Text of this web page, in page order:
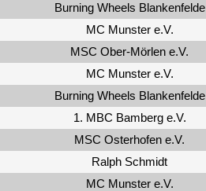
Burning Wheels Blankenfelde
MC Munster e.V.
MSC Ober-Mörlen e.V.
MC Munster e.V.
Burning Wheels Blankenfelde
1. MBC Bamberg e.V.
MSC Osterhofen e.V.
Ralph Schmidt
MC Munster e.V.